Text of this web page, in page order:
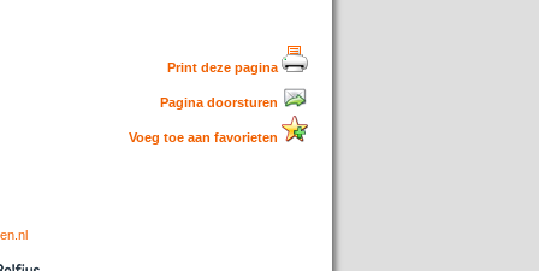
Print deze pagina
Pagina doorsturen
Voeg toe aan favorieten